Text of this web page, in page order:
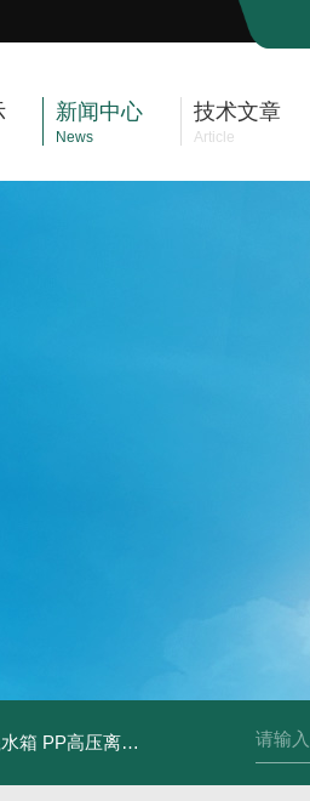
新闻中心
News
技术文章
Article
箱 PP高压离心风机 PP风帽